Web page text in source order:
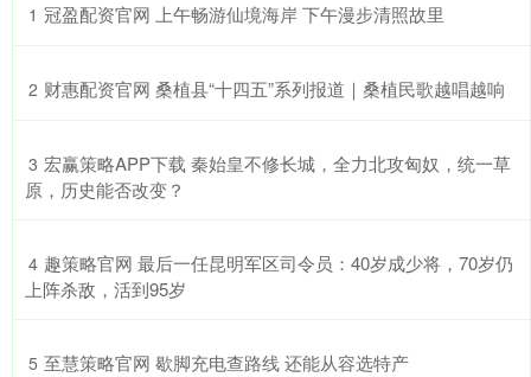
1 ​冠盈配资官网 上午畅游仙境海岸 下午漫步清照故里
2 ​财惠配资官网 桑植县“十四五”系列报道｜桑植民歌越唱越响
3 ​宏赢策略APP下载 秦始皇不修长城，全力北攻匈奴，统一草
原，历史能否改变？
4 ​趣策略官网 最后一任昆明军区司令员：40岁成少将，70岁仍
上阵杀敌，活到95岁
5 ​至慧策略官网 歇脚充电查路线 还能从容选特产